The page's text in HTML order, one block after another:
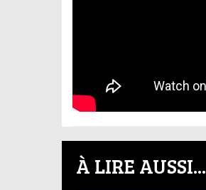
À LIRE AUSSI...